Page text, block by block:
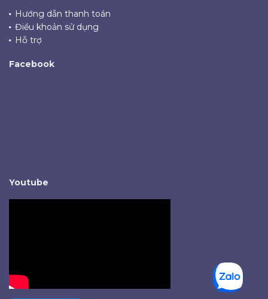
Hướng dẫn thanh toán
Điều khoản sử dụng
Hỗ trợ
Facebook
Youtube